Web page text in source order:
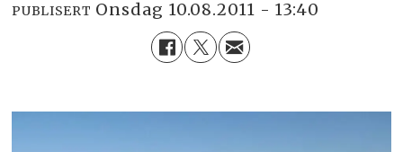
PUBLISERT onsdag 10.08.2011 - 13:40